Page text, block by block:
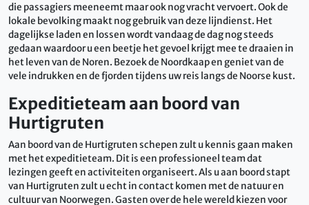
die passagiers meeneemt maar ook nog vracht vervoert. Ook de
lokale bevolking maakt nog gebruik van deze lijndienst. Het
dagelijkse laden en lossen wordt vandaag de dag nog steeds
gedaan waardoor u een beetje het gevoel krijgt mee te draaien in
het leven van de Noren. Bezoek de Noordkaap en geniet van de
vele indrukken en de fjorden tijdens uw reis langs de Noorse kust.
Expeditieteam aan boord van
Hurtigruten
Aan boord van de Hurtigruten schepen zult u kennis gaan maken
met het expeditieteam. Dit is een professioneel team dat
lezingen geeft en activiteiten organiseert. Als u aan boord stapt
van Hurtigruten zult u echt in contact komen met de natuur en
cultuur van Noorwegen. Gasten over de hele wereld kiezen voor